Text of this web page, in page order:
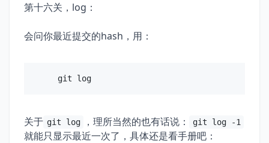
第十六关，log：
会问你最近提交的hash，用：
关于 git log ，理所当然的也有话说： git log -1
就能只显示最近一次了，具体还是看手册吧：